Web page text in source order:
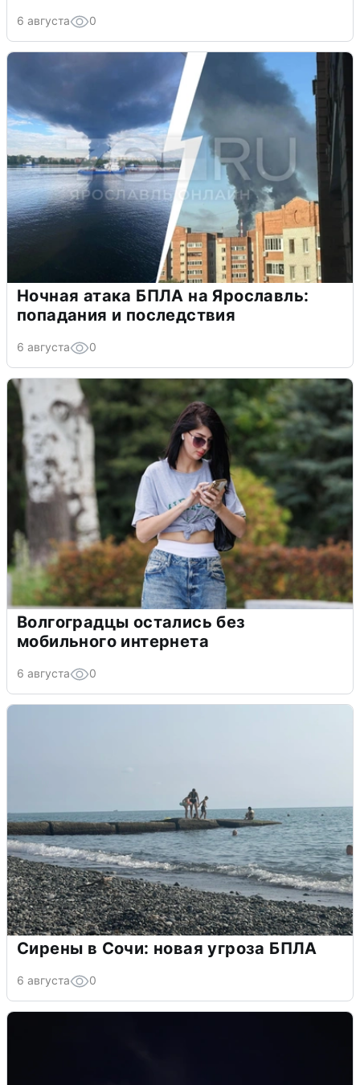
6 августа 0
Ночная атака БПЛА на Ярославль:
попадания и последствия
6 августа 0
Волгоградцы остались без
мобильного интернета
6 августа 0
Сирены в Сочи: новая угроза БПЛА
6 августа 0